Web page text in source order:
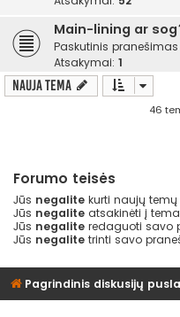
Main-lining ar
Paskutinis pranešimas
Atsakymai: 1
Nauja tema
46
Forumo teisės
Jūs negalite kurti naujų
Jūs negalite atsakinėti į
Jūs negalite redaguoti savo
Jūs negalite trinti savo
Pagrindinis diskusijų